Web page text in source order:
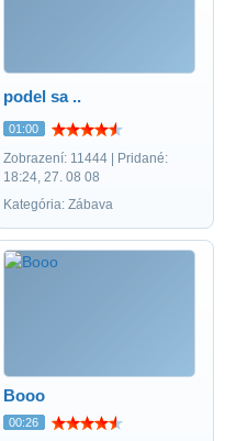
podel sa ..
01:00
Zobrazení: 11444 | Pridané:
18:24, 27. 08 08
Kategória: Zábava
Booo
00:26